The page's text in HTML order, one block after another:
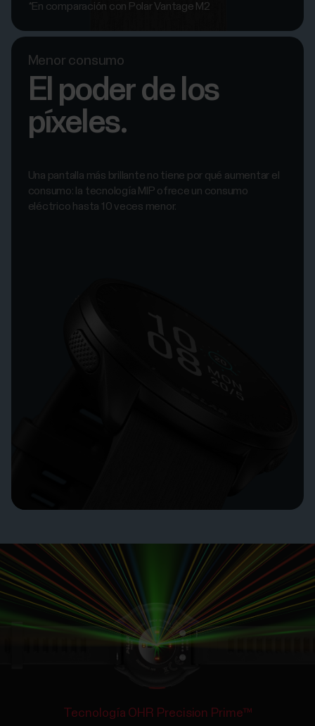
*En comparación con Polar Vantage M2
Menor consumo
El poder de los
píxeles.
Una pantalla más brillante no tiene por qué aumentar el
consumo: la tecnología MIP ofrece un consumo
eléctrico hasta 10 veces menor.
Tecnología OHR Precision Prime™